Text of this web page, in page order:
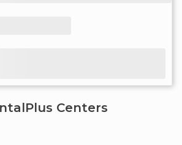
Centers